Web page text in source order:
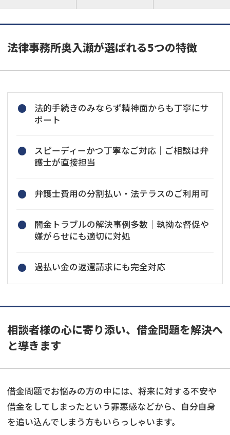
法律事務所奥入瀬が選ばれる5つの特徴
法的手続きのみならず精神面からも丁寧にサ
ポート
スピーディーかつ丁寧なご対応｜ご相談は弁
護士が直接担当
弁護士費用の分割払い・法テラスのご利用可
闇金トラブルの解決事例多数｜執拗な督促や
嫌がらせにも適切に対処
過払い金の返還請求にも完全対応
相談者様の心に寄り添い、借金問題を解決へ
と導きます
借金問題でお悩みの方の中には、将来に対する不安や
借金をしてしまったという罪悪感などから、自分自身
を追い込んでしまう方もいらっしゃいます。